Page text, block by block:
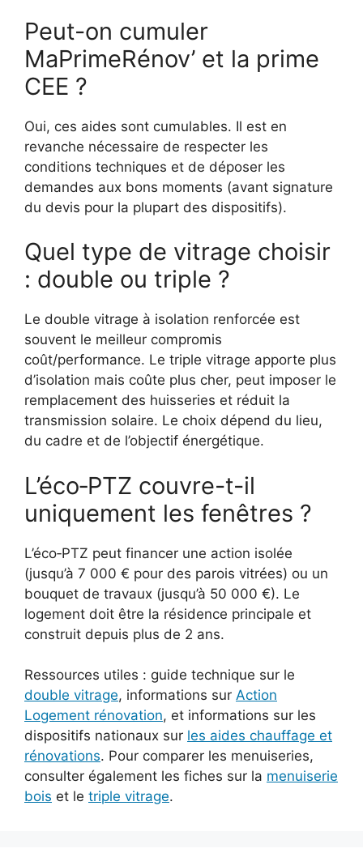
Peut-on cumuler
MaPrimeRénov’ et la prime
CEE ?
Oui, ces aides sont cumulables. Il est en
revanche nécessaire de respecter les
conditions techniques et de déposer les
demandes aux bons moments (avant signature
du devis pour la plupart des dispositifs).
Quel type de vitrage choisir
: double ou triple ?
Le double vitrage à isolation renforcée est
souvent le meilleur compromis
coût/performance. Le triple vitrage apporte plus
d’isolation mais coûte plus cher, peut imposer le
remplacement des huisseries et réduit la
transmission solaire. Le choix dépend du lieu,
du cadre et de l’objectif énergétique.
L’éco‑PTZ couvre-t-il
uniquement les fenêtres ?
L’éco‑PTZ peut financer une action isolée
(jusqu’à 7 000 € pour des parois vitrées) ou un
bouquet de travaux (jusqu’à 50 000 €). Le
logement doit être la résidence principale et
construit depuis plus de 2 ans.
Ressources utiles : guide technique sur le
double vitrage, informations sur Action
Logement rénovation, et informations sur les
dispositifs nationaux sur les aides chauffage et
rénovations. Pour comparer les menuiseries,
consulter également les fiches sur la menuiserie
bois et le triple vitrage.